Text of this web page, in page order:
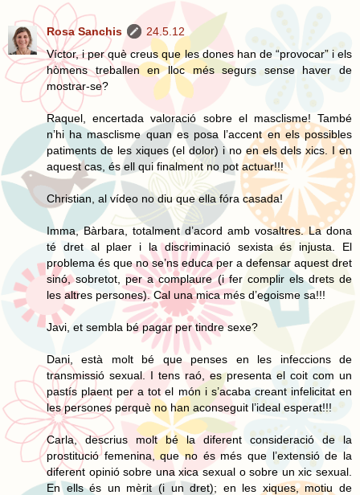
Rosa Sanchis
24.5.12
Víctor, i per què creus que les dones han de “provocar” i els
hòmens treballen en lloc més segurs sense haver de
mostrar-se?
Raquel, encertada valoració sobre el masclisme! També
n’hi ha masclisme quan es posa l’accent en els possibles
patiments de les xiques (el dolor) i no en els dels xics. I en
aquest cas, és ell qui finalment no pot actuar!!!
Christian, al vídeo no diu que ella fóra casada!
Imma, Bàrbara, totalment d’acord amb vosaltres. La dona
té dret al plaer i la discriminació sexista és injusta. El
problema és que no se’ns educa per a defensar aquest dret
sinó, sobretot, per a complaure (i fer complir els drets de
les altres persones). Cal una mica més d’egoisme sa!!!
Javi, et sembla bé pagar per tindre sexe?
Dani, està molt bé que penses en les infeccions de
transmissió sexual. I tens raó, es presenta el coit com un
pastís plaent per a tot el món i s’acaba creant infelicitat en
les persones perquè no han aconseguit l’ideal esperat!!!
Carla, descrius molt bé la diferent consideració de la
prostitució femenina, que no és més que l’extensió de la
diferent opinió sobre una xica sexual o sobre un xic sexual.
En ells és un mèrit (i un dret); en les xiques, motiu de